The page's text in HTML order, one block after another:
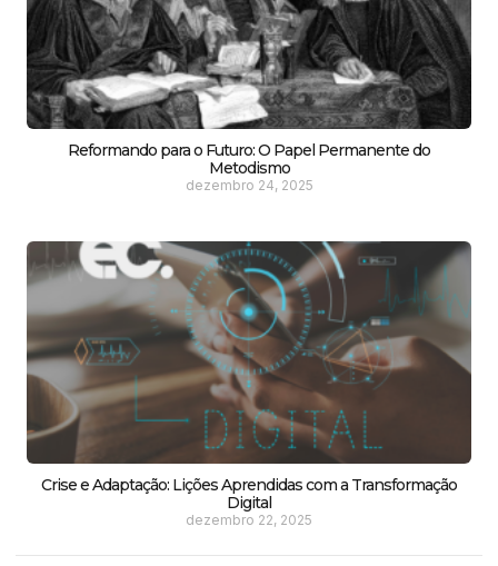
Reformando para o Futuro: O Papel Permanente do
Metodismo
dezembro 24, 2025
Crise e Adaptação: Lições Aprendidas com a Transformação
Digital
dezembro 22, 2025